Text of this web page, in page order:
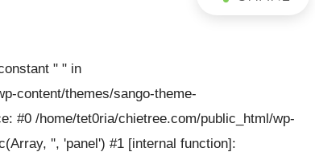
" " in
content/themes/sango-theme-
#0 /home/tet0ria/chietree.com/public_html/wp-
'', 'panel') #1 [internal function]: